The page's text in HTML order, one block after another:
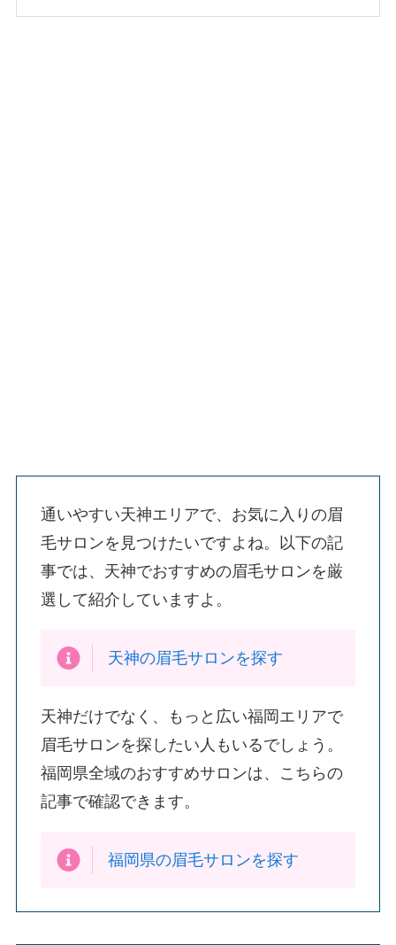
通いやすい天神エリアで、お気に入りの眉
毛サロンを見つけたいですよね。以下の記
事では、天神でおすすめの眉毛サロンを厳
選して紹介していますよ。
天神の眉毛サロンを探す
天神だけでなく、もっと広い福岡エリアで
眉毛サロンを探したい人もいるでしょう。
福岡県全域のおすすめサロンは、こちらの
記事で確認できます。
福岡県の眉毛サロンを探す